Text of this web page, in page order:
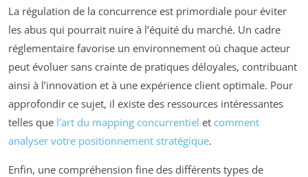
La régulation de la concurrence est primordiale pour éviter
les abus qui pourrait nuire à l’équité du marché. Un cadre
réglementaire favorise un environnement où chaque acteur
peut évoluer sans crainte de pratiques déloyales, contribuant
ainsi à l’innovation et à une expérience client optimale. Pour
approfondir ce sujet, il existe des ressources intéressantes
telles que l’art du mapping concurrentiel et comment
analyser votre positionnement stratégique.
Enfin, une compréhension fine des différents types de